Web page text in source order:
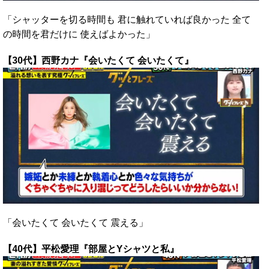
「シャッターを切る時間も 君に触れていれば良かった 全て
の時間を君だけに 使えばよかった」
【30代】西野カナ『会いたくて 会いたくて』
「会いたくて 会いたくて 震える」
【40代】平松愛理『部屋とYシャツと私』